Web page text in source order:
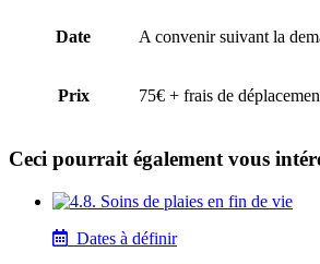
Date A convenir suivant la
Prix 75€ + frais de
Ceci pourrait également vous
Dates à définir